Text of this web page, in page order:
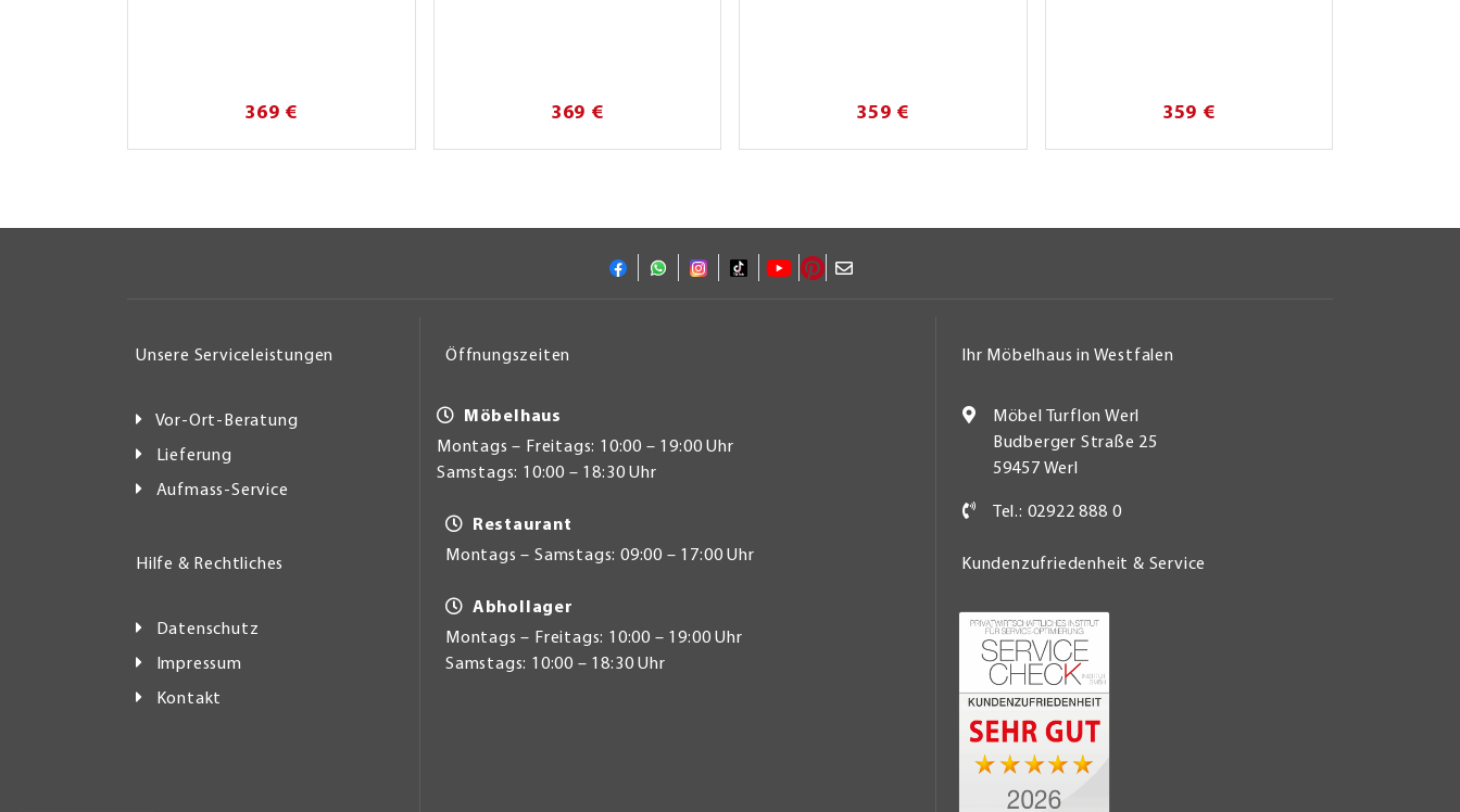
369 € 369 € 359 € 359 €
Unsere Serviceleistungen
Vor-Ort-Beratung
Lieferung
Aufmass-Service
Hilfe & Rechtliches
Datenschutz
Impressum
Kontakt
Öffnungszeiten
Möbelhaus
Montags – Freitags: 10:00 – 19:00 Uhr
Samstags: 10:00 – 18:30 Uhr
Restaurant
Montags – Samstags: 09:00 – 17:00 Uhr
Abhollager
Montags – Freitags: 10:00 – 19:00 Uhr
Samstags: 10:00 – 18:30 Uhr
Ihr Möbelhaus in Westfalen
Möbel Turflon Werl
Budberger Straße 25
59457 Werl
Tel.: 02922 888 0
Kundenzufriedenheit & Service